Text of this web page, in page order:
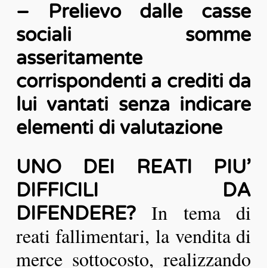
– Prelievo dalle casse
sociali somme
asseritamente
corrispondenti a crediti da
lui vantati senza indicare
elementi di valutazione
UNO DEI REATI PIU’
DIFFICILI DA
DIFENDERE?In tema di
reati fallimentari, la vendita di
merce sottocosto, realizzando